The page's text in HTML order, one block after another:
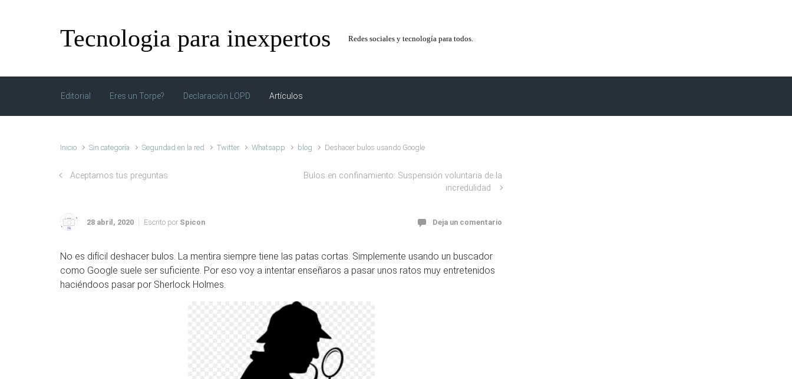
Tecnologia para inexpertos Redes sociales y tecnología para todos.
Editorial Eres un Torpe? Declaración LOPD Artículos
Inicio Sin categoría Seguridad en la red Twitter Whatsapp blog Deshacer bulos usando Google
Aceptamos tus preguntas
Bulos en confinamiento: Suspensión voluntaria de la
incredulidad.
28 abril, 2020 Escrito por Spicon Deja un comentario
No es difícil deshacer bulos. La mentira siempre tiene las patas cortas. Simplemente usando un buscador
como Google suele ser suficiente. Por eso voy a intentar enseñaros a pasar unos ratos muy entretenidos
haciéndoos pasar por Sherlock Holmes.